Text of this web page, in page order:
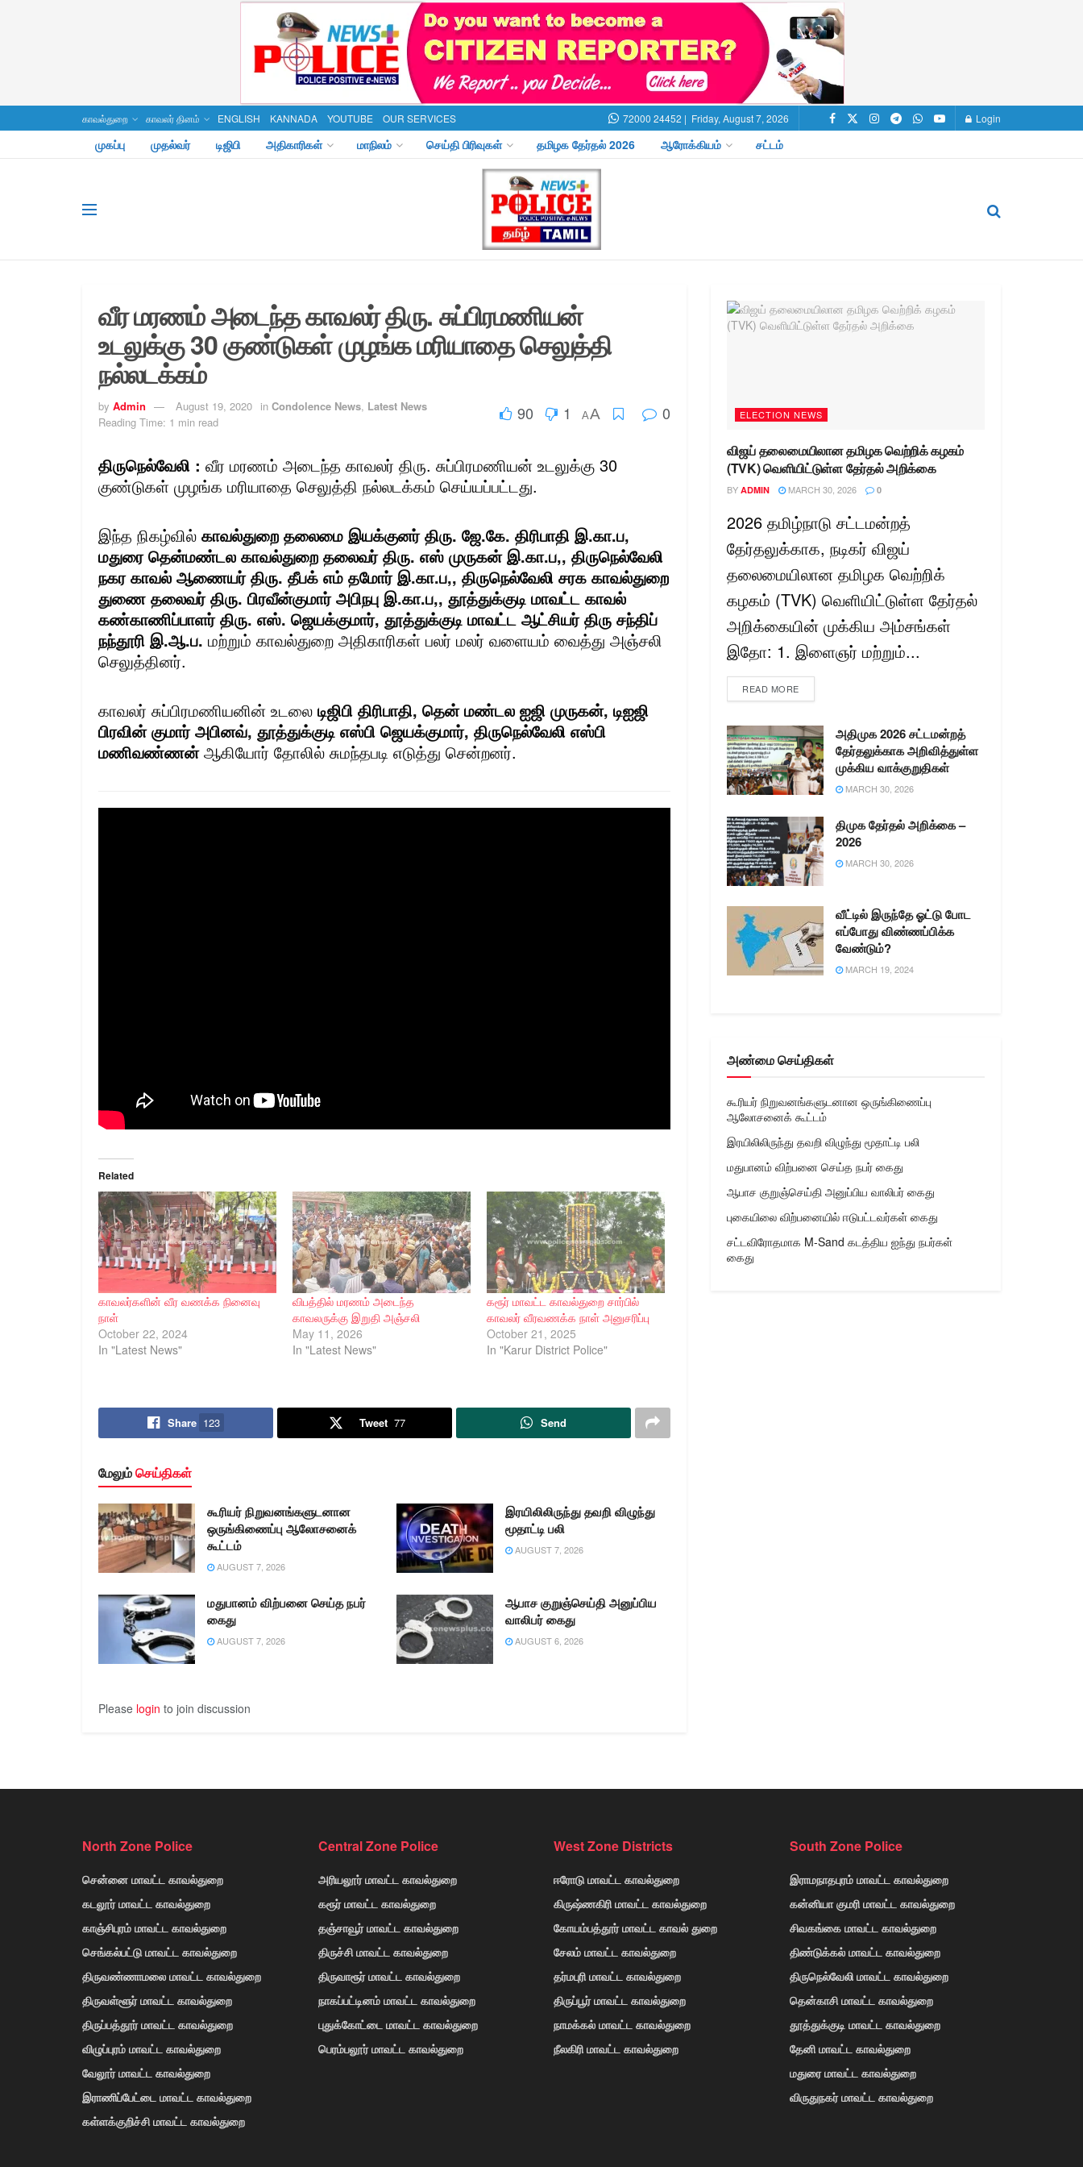
காவல்துறை காவலர் தினம் ENGLISH KANNADA YOUTUBE OUR SERVICES 72000 24452 | Friday, August 7, 2026 Login
முகப்பு முதல்வர் டிஜிபி அதிகாரிகள் மாநிலம் செய்தி பிரிவுகள் தமிழக தேர்தல் 2026 ஆரோக்கியம் சட்டம்
வீர மரணம் அடைந்த காவலர் திரு. சுப்பிரமணியன்
உடலுக்கு 30 குண்டுகள் முழங்க மரியாதை செலுத்தி
நல்லடக்கம்
by Admin August 19, 2020 in Condolence News, Latest News
Reading Time: 1 min read
90 1 AA 0
திருநெல்வேலி : வீர மரணம் அடைந்த காவலர் திரு. சுப்பிரமணியன் உடலுக்கு 30
குண்டுகள் முழங்க மரியாதை செலுத்தி நல்லடக்கம் செய்யப்பட்டது.
இந்த நிகழ்வில் காவல்துறை தலைமை இயக்குனர் திரு. ஜே.கே. திரிபாதி இ.கா.ப,
மதுரை தென்மண்டல காவல்துறை தலைவர் திரு. எஸ் முருகன் இ.கா.ப,, திருநெல்வேலி
நகர காவல் ஆணையர் திரு. தீபக் எம் தமோர் இ.கா.ப,, திருநெல்வேலி சரக காவல்துறை
துணை தலைவர் திரு. பிரவீன்குமார் அபிநபு இ.கா.ப,, தூத்துக்குடி மாவட்ட காவல்
கண்காணிப்பாளர் திரு. எஸ். ஜெயக்குமார், தூத்துக்குடி மாவட்ட ஆட்சியர் திரு சந்திப்
நந்தூரி இ.ஆ.ப. மற்றும் காவல்துறை அதிகாரிகள் பலர் மலர் வளையம் வைத்து அஞ்சலி
செலுத்தினர்.
காவலர் சுப்பிரமணியனின் உடலை டிஜிபி திரிபாதி, தென் மண்டல ஐஜி முருகன், டிஐஜி
பிரவின் குமார் அபினவ், தூத்துக்குடி எஸ்பி ஜெயக்குமார், திருநெல்வேலி எஸ்பி
மணிவண்ணன்ஆகியோர் தோலில் சுமந்தபடி எடுத்து சென்றனர்.
Related
காவலர்களின் வீர வணக்க நினைவு
நாள்
October 22, 2024
In "Latest News"
விபத்தில் மரணம் அடைந்த
காவலருக்கு இறுதி அஞ்சலி
May 11, 2026
In "Latest News"
கரூர் மாவட்ட காவல்துறை சார்பில்
காவலர் வீரவணக்க நாள் அனுசரிப்பு
October 21, 2025
In "Karur District Police"
Share 123 Tweet 77 Send
மேலும்செய்திகள்
கூரியர் நிறுவனங்களுடனான
ஒருங்கிணைப்பு ஆலோசனைக்
கூட்டம்
AUGUST 7, 2026
இரயிலிலிருந்து தவறி விழுந்து
மூதாட்டி பலி
AUGUST 7, 2026
மதுபானம் விற்பனை செய்த நபர்
கைது
AUGUST 7, 2026
ஆபாச குறுஞ்செய்தி அனுப்பிய
வாலிபர் கைது
AUGUST 6, 2026
Please login to join discussion
ELECTION NEWS
விஜய் தலைமையிலான தமிழக வெற்றிக் கழகம்
(TVK) வெளியிட்டுள்ள தேர்தல் அறிக்கை
BY ADMIN MARCH 30, 2026 0
2026 தமிழ்நாடு சட்டமன்றத்
தேர்தலுக்காக, நடிகர் விஜய்
தலைமையிலான தமிழக வெற்றிக்
கழகம் (TVK) வெளியிட்டுள்ள தேர்தல்
அறிக்கையின் முக்கிய அம்சங்கள்
இதோ: 1. இளைஞர் மற்றும்...
READ MORE
அதிமுக 2026 சட்டமன்றத்
தேர்தலுக்காக அறிவித்துள்ள
முக்கிய வாக்குறுதிகள்
MARCH 30, 2026
திமுக தேர்தல் அறிக்கை –
2026
MARCH 30, 2026
வீட்டில் இருந்தே ஓட்டு போட
எப்போது விண்ணப்பிக்க
வேண்டும்?
MARCH 19, 2024
அண்மை செய்திகள்
கூரியர் நிறுவனங்களுடனான ஒருங்கிணைப்பு
ஆலோசனைக் கூட்டம்
இரயிலிலிருந்து தவறி விழுந்து மூதாட்டி பலி
மதுபானம் விற்பனை செய்த நபர் கைது
ஆபாச குறுஞ்செய்தி அனுப்பிய வாலிபர் கைது
புகையிலை விற்பனையில் ஈடுபட்டவர்கள் கைது
சட்டவிரோதமாக M-Sand கடத்திய ஐந்து நபர்கள்
கைது
North Zone Police
சென்னை மாவட்ட காவல்துறை
கடலூர் மாவட்ட காவல்துறை
காஞ்சிபுரம் மாவட்ட காவல்துறை
செங்கல்பட்டு மாவட்ட காவல்துறை
திருவண்ணாமலை மாவட்ட காவல்துறை
திருவள்ளூர் மாவட்ட காவல்துறை
திருப்பத்தூர் மாவட்ட காவல்துறை
விழுப்புரம் மாவட்ட காவல்துறை
வேலூர் மாவட்ட காவல்துறை
இராணிப்பேட்டை மாவட்ட காவல்துறை
கள்ளக்குறிச்சி மாவட்ட காவல்துறை
Central Zone Police
அரியலூர் மாவட்ட காவல்துறை
கரூர் மாவட்ட காவல்துறை
தஞ்சாவூர் மாவட்ட காவல்துறை
திருச்சி மாவட்ட காவல்துறை
திருவாரூர் மாவட்ட காவல்துறை
நாகப்பட்டினம் மாவட்ட காவல்துறை
புதுக்கோட்டை மாவட்ட காவல்துறை
பெரம்பலூர் மாவட்ட காவல்துறை
West Zone Districts
ஈரோடு மாவட்ட காவல்துறை
கிருஷ்ணகிரி மாவட்ட காவல்துறை
கோயம்பத்தூர் மாவட்ட காவல் துறை
சேலம் மாவட்ட காவல்துறை
தர்மபுரி மாவட்ட காவல்துறை
திருப்பூர் மாவட்ட காவல்துறை
நாமக்கல் மாவட்ட காவல்துறை
நீலகிரி மாவட்ட காவல்துறை
South Zone Police
இராமநாதபுரம் மாவட்ட காவல்துறை
கன்னியா குமரி மாவட்ட காவல்துறை
சிவகங்கை மாவட்ட காவல்துறை
திண்டுக்கல் மாவட்ட காவல்துறை
திருநெல்வேலி மாவட்ட காவல்துறை
தென்காசி மாவட்ட காவல்துறை
தூத்துக்குடி மாவட்ட காவல்துறை
தேனி மாவட்ட காவல்துறை
மதுரை மாவட்ட காவல்துறை
விருதுநகர் மாவட்ட காவல்துறை